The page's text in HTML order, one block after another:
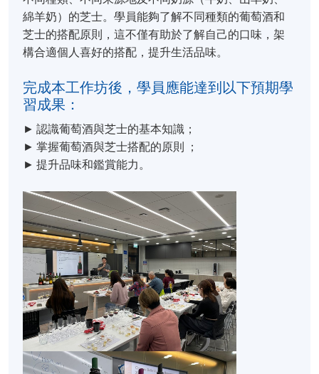
綿羊奶）的芝士。學員能夠了解不同種類的葡萄酒和
芝士的搭配原則，這不僅有助於了解自己的口味，架
構合適個人喜好的搭配，提升生活品味。
完成本工作坊後，學員應能達到以下預期學
習成果：
► 認識葡萄酒與芝士的基本知識；
► 掌握葡萄酒與芝士搭配的原則 ；
► 提升品味和鑑賞能力。